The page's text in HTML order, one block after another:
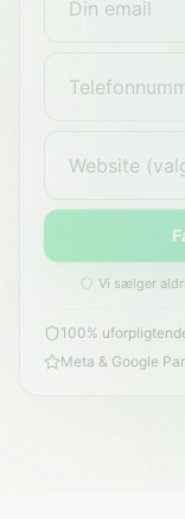
Vi sælger
100%
Meta & Google